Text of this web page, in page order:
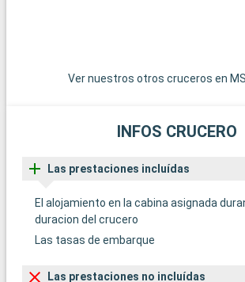
Ver nuestros otros cruceros en
INFOS CRUCERO
Las prestaciones incluídas
El alojamiento en la cabina asignada
duracion del crucero
Las tasas de embarque
Las prestaciones no incluídas